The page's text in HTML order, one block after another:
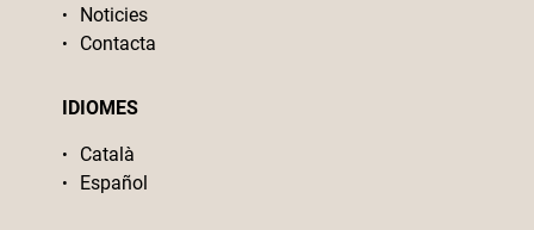
Noticies
Contacta
IDIOMES
Català
Español